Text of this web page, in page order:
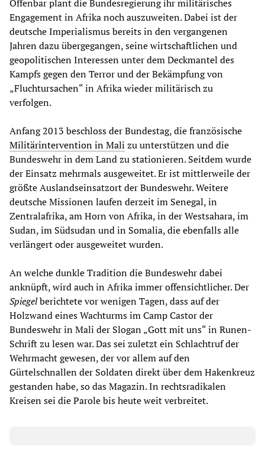
Offenbar plant die Bundesregierung ihr militärisches
Engagement in Afrika noch auszuweiten. Dabei ist der
deutsche Imperialismus bereits in den vergangenen
Jahren dazu übergegangen, seine wirtschaftlichen und
geopolitischen Interessen unter dem Deckmantel des
Kampfs gegen den Terror und der Bekämpfung von
„Fluchtursachen“ in Afrika wieder militärisch zu
verfolgen.
Anfang 2013 beschloss der Bundestag, die französische
Militärintervention in Mali zu unterstützen und die
Bundeswehr in dem Land zu stationieren. Seitdem wurde
der Einsatz mehrmals ausgeweitet. Er ist mittlerweile der
größte Auslandseinsatzort der Bundeswehr. Weitere
deutsche Missionen laufen derzeit im Senegal, in
Zentralafrika, am Horn von Afrika, in der Westsahara, im
Sudan, im Südsudan und in Somalia, die ebenfalls alle
verlängert oder ausgeweitet wurden.
An welche dunkle Tradition die Bundeswehr dabei
anknüpft, wird auch in Afrika immer offensichtlicher. Der
Spiegelberichtete vor wenigen Tagen, dass auf der
Holzwand eines Wachturms im Camp Castor der
Bundeswehr in Mali der Slogan „Gott mit uns“ in Runen-
Schrift zu lesen war. Das sei zuletzt ein Schlachtruf der
Wehrmacht gewesen, der vor allem auf den
Gürtelschnallen der Soldaten direkt über dem Hakenkreuz
gestanden habe, so das Magazin. In rechtsradikalen
Kreisen sei die Parole bis heute weit verbreitet.